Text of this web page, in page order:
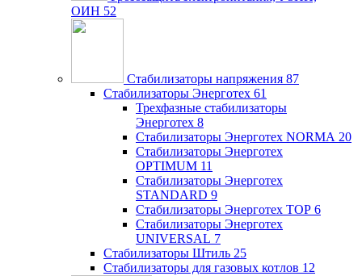
ОИН 52
Стабилизаторы напряжения 87
Стабилизаторы Энерготех 61
Трехфазные стабилизаторы
Энерготех 8
Стабилизаторы Энерготех NORMA 20
Стабилизаторы Энерготех
OPTIMUM 11
Стабилизаторы Энерготех
STANDARD 9
Стабилизаторы Энерготех TOP 6
Стабилизаторы Энерготех
UNIVERSAL 7
Стабилизаторы Штиль 25
Стабилизаторы для газовых котлов 12